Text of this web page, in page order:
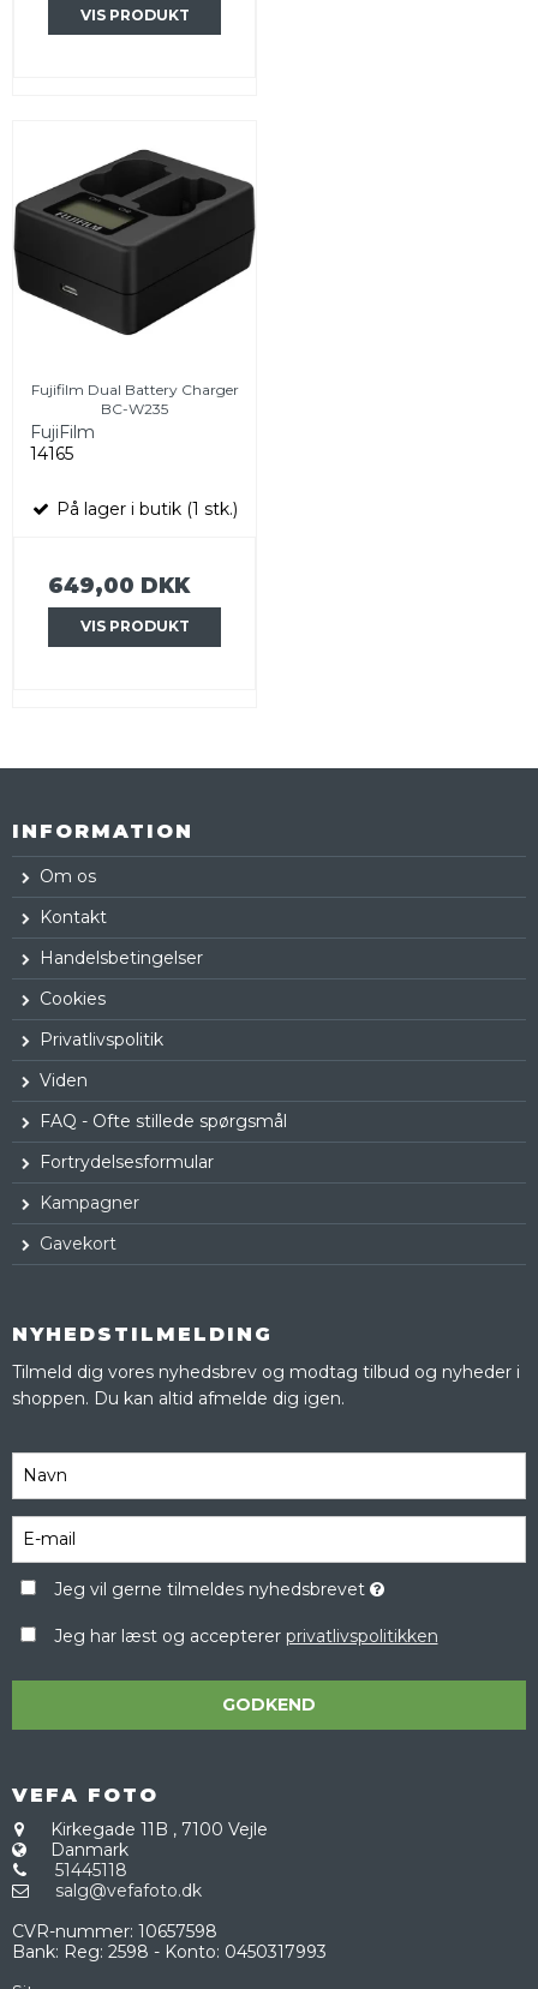
VIS PRODUKT
Fujifilm Dual Battery Charger
BC-W235
FujiFilm
14165
På lager i butik (1 stk.)
649,00 DKK
VIS PRODUKT
INFORMATION
Om os
Kontakt
Handelsbetingelser
Cookies
Privatlivspolitik
Viden
FAQ - Ofte stillede spørgsmål
Fortrydelsesformular
Kampagner
Gavekort
NYHEDSTILMELDING
Tilmeld dig vores nyhedsbrev og modtag tilbud og nyheder i
shoppen. Du kan altid afmelde dig igen.
Jeg vil gerne tilmeldes nyhedsbrevet
Jeg har læst og accepterer privatlivspolitikken
GODKEND
VEFA FOTO
Kirkegade 11B , 7100 Vejle
Danmark
51445118
salg@vefafoto.dk
CVR-nummer: 10657598
Bank: Reg: 2598 - Konto: 0450317993